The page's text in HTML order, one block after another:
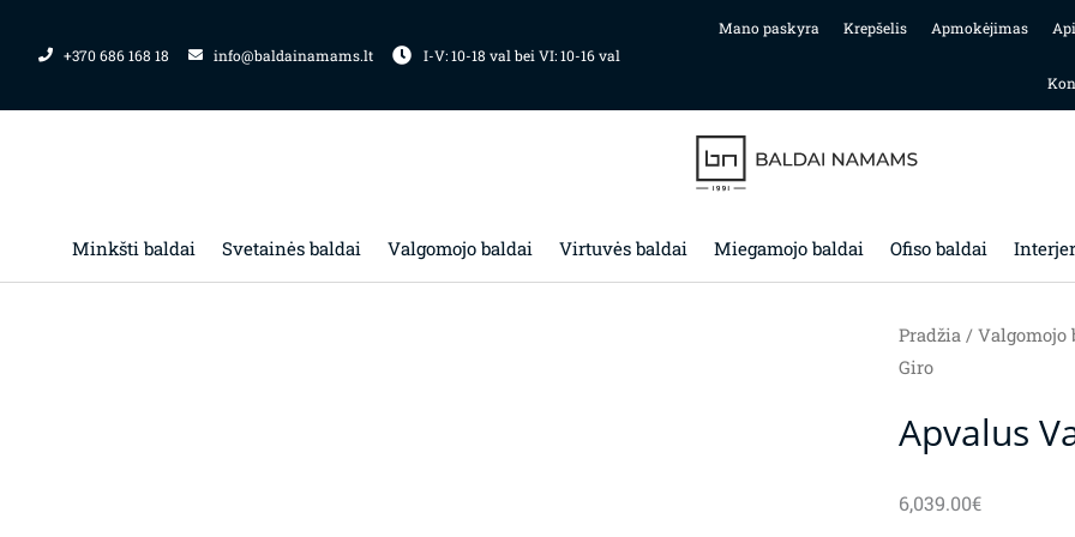
+370 686 168 18 info@baldainamams.lt I-V: 10-18 val bei VI: 10-16 val
Mano paskyra Krepšelis Apmokėjimas
Minkšti baldai Svetainės baldai Valgomojo baldai Virtuvės baldai Miegamojo baldai Ofiso baldai
Pradžia/ Valgomojo
Giro
Apvalus
6,039.00€